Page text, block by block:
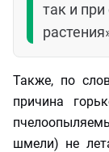
так и
Также, по
причина
шмели) не